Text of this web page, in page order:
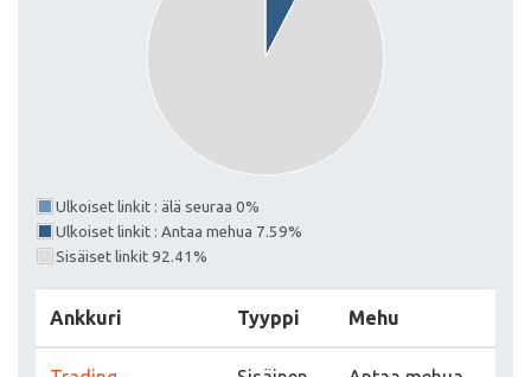
Ulkoiset linkit : älä seuraa 0%
Ulkoiset linkit : Antaa mehua 7.59%
Sisäiset linkit 92.41%
Ankkuri Tyyppi Mehu